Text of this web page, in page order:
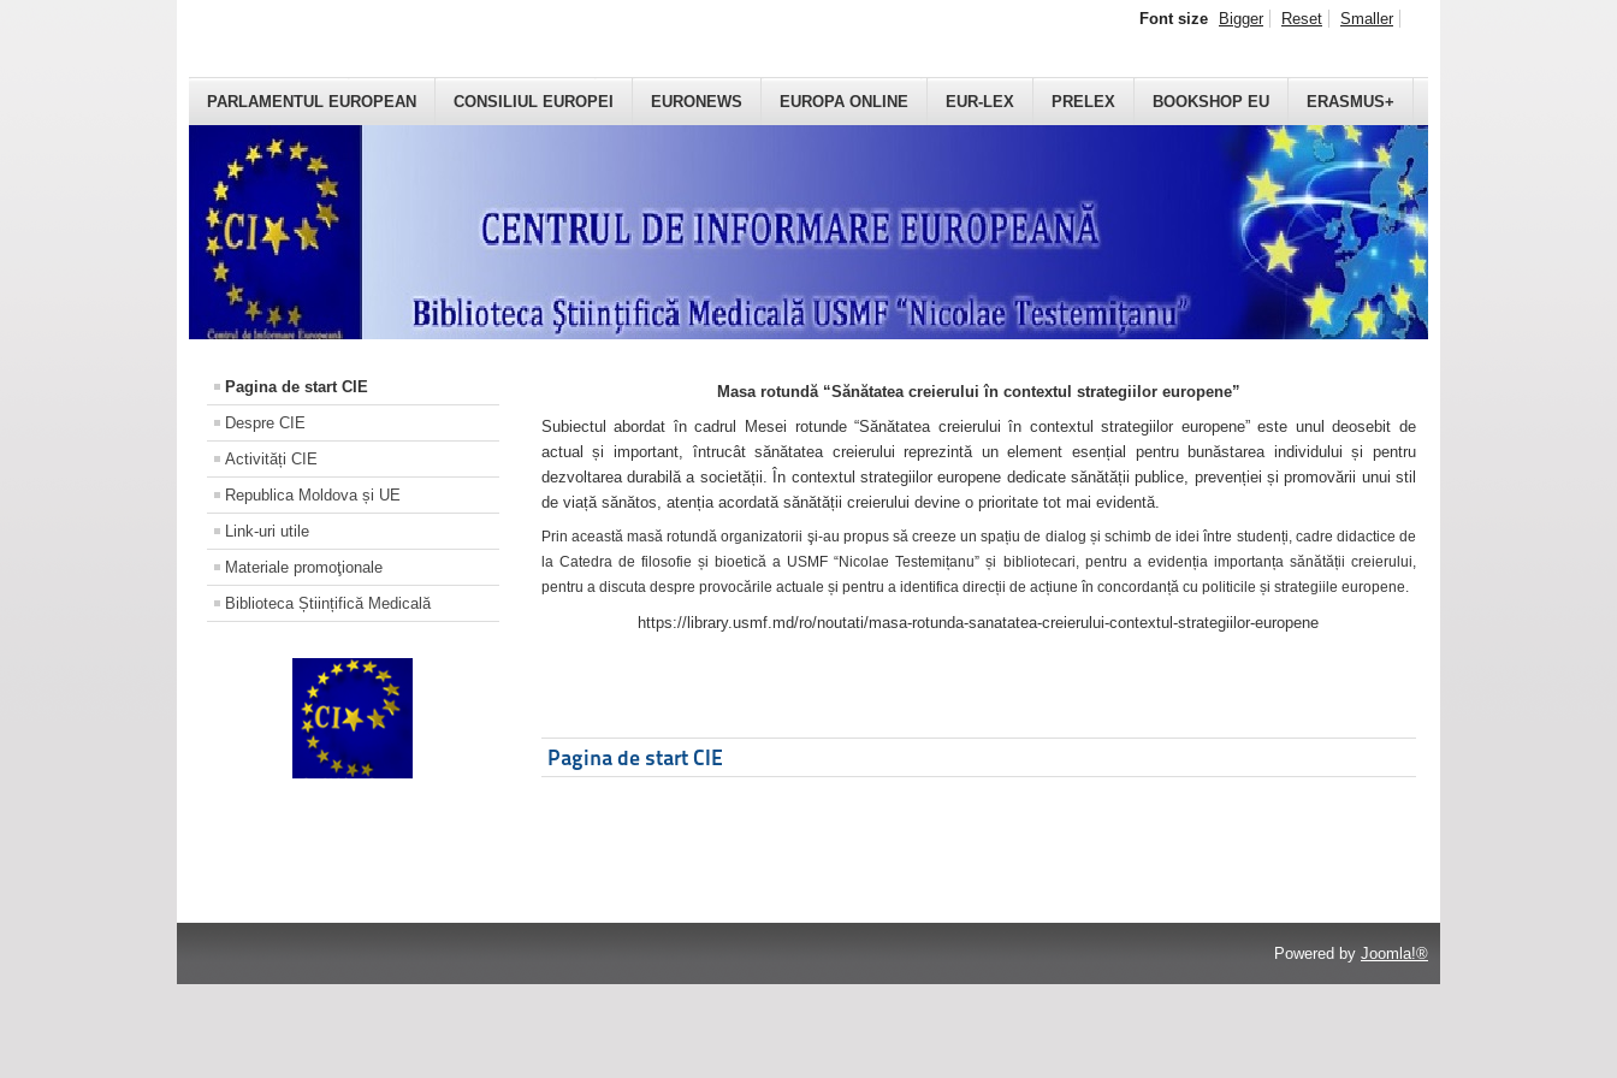
PARLAMENTUL EUROPEAN CONSILIUL EUROPEI EURONEWS EUROPA ONLINE EUR-LEX PRELEX BOOKSHOP EU ERASMUS+
Font size Bigger Reset Smaller
Pagina de start CIE
Despre CIE
Activități CIE
Republica Moldova și UE
Link-uri utile
Materiale promoţionale
Biblioteca Științifică Medicală
Masa rotundă “Sănătatea creierului în contextul strategiilor europene”
Subiectul abordat în cadrul Mesei rotunde “Sănătatea creierului în contextul strategiilor europene” este unul deosebit de
actual și important, întrucât sănătatea creierului reprezintă un element esențial pentru bunăstarea individului și pentru
dezvoltarea durabilă a societății. În contextul strategiilor europene dedicate sănătății publice, prevenției și promovării unui stil
de viață sănătos, atenția acordată sănătății creierului devine o prioritate tot mai evidentă.
Prin această masă rotundă organizatorii şi-au propus să creeze un spațiu de dialog și schimb de idei între studenți, cadre didactice de
la Catedra de filosofie și bioetică a USMF “Nicolae Testemițanu” și bibliotecari, pentru a evidenția importanța sănătății creierului,
pentru a discuta despre provocările actuale și pentru a identifica direcții de acțiune în concordanță cu politicile și strategiile europene.
https://library.usmf.md/ro/noutati/masa-rotunda-sanatatea-creierului-contextul-strategiilor-europene
Pagina de start CIE
Powered by Joomla!®